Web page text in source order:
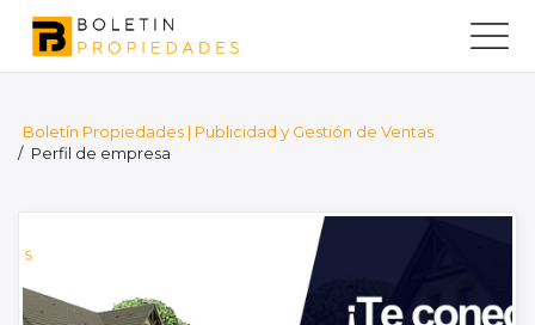
Boletín Propiedades | Publicidad y Gestión de Ventas
/ Perfil de empresa